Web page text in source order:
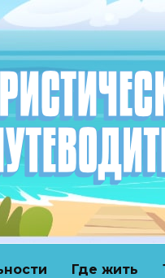
Где жить